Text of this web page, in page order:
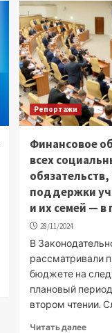
Репортажи
Финансовое
всех
поддержки
и их семей — в
28/11/2024
В
рассматривали
бюджете на
плановый
втором чтении.
Читать далее